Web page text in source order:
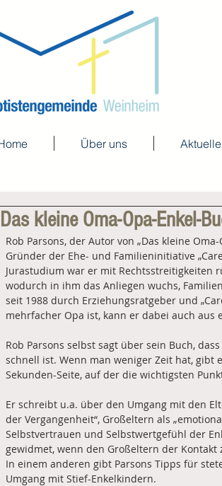
Über uns
kleine Oma-Opa-Enkel-
Rob Parsons, der Autor von „Das kleine
Gründer der Ehe- und Familieninitiative
Jurastudium war er mit Rechtsstreitigkeiten
wodurch in ihm das Anliegen wuchs,
seit 1988 durch Erziehungsratgeber und
mehrfacher Opa ist, kann er dabei auch
Rob Parsons selbst sagt über sein Buch,
schnell ist. Wenn man weniger Zeit hat, gibt
Sekunden-Seite, auf der die wichtigsten
Er schreibt u.a. über den Umgang mit den
der Vergangenheit“, Großeltern als
Selbstvertrauen und Selbstwertgefühl der
gewidmet, wenn den Großeltern der
In einem anderen gibt Parsons Tipps für
Umgang mit Stief-Enkelkindern.